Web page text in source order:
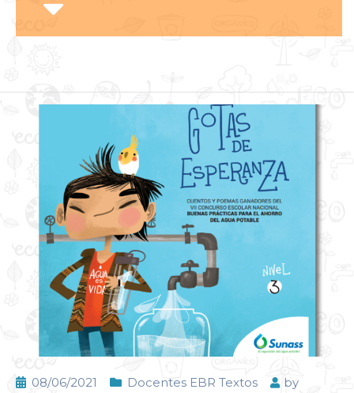
08/06/2021 Docentes EBR Textos
by